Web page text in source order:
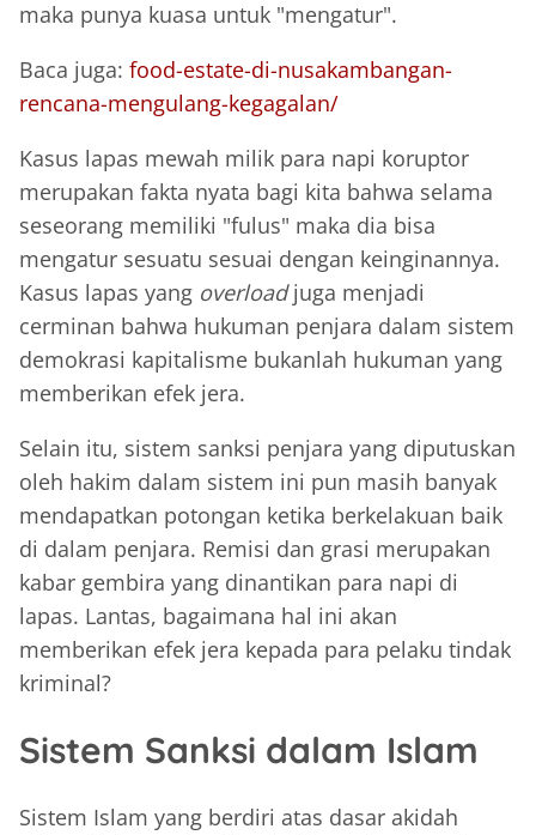
maka punya kuasa untuk "mengatur".
Baca juga: food-estate-di-nusakambangan-
rencana-mengulang-kegagalan/
Kasus lapas mewah milik para napi koruptor
merupakan fakta nyata bagi kita bahwa selama
seseorang memiliki "fulus" maka dia bisa
mengatur sesuatu sesuai dengan keinginannya.
Kasus lapas yang overloadjuga menjadi
cerminan bahwa hukuman penjara dalam sistem
demokrasi kapitalisme bukanlah hukuman yang
memberikan efek jera.
Selain itu, sistem sanksi penjara yang diputuskan
oleh hakim dalam sistem ini pun masih banyak
mendapatkan potongan ketika berkelakuan baik
di dalam penjara. Remisi dan grasi merupakan
kabar gembira yang dinantikan para napi di
lapas. Lantas, bagaimana hal ini akan
memberikan efek jera kepada para pelaku tindak
kriminal?
Sistem Sanksi dalam Islam
Sistem Islam yang berdiri atas dasar akidah